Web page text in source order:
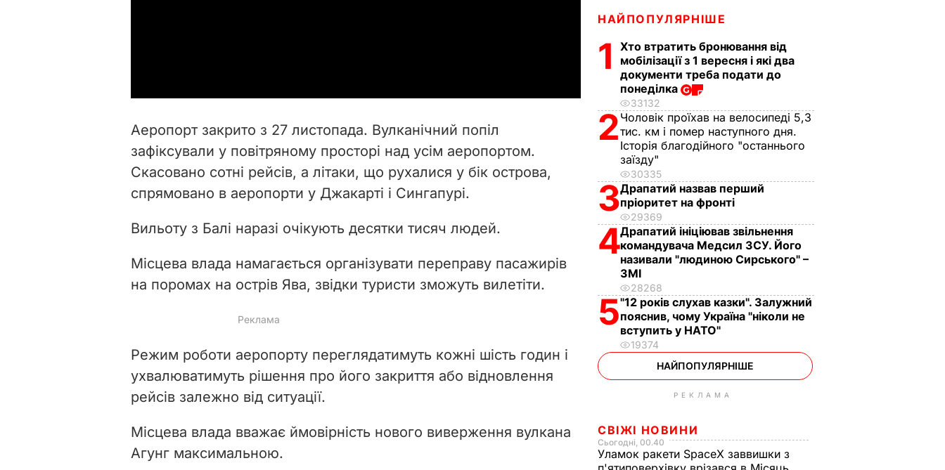
i
d
e
o
Аеропорт закрито з 27 листопада. Вулканічний попіл
зафіксували у повітряному просторі над усім аеропортом.
Скасовано сотні рейсів, а літаки, що рухалися у бік острова,
спрямовано в аеропорти у Джакарті і Сингапурі.
Вильоту з Балі наразі очікують десятки тисяч людей.
Місцева влада намагається організувати переправу пасажирів
на поромах на острів Ява, звідки туристи зможуть вилетіти.
Режим роботи аеропорту переглядатимуть кожні шість годин і
ухвалюватимуть рішення про його закриття або відновлення
рейсів залежно від ситуації.
Місцева влада вважає ймовірність нового виверження вулкана
Агунг максимальною.
НАЙПОПУЛЯРНІШЕ
1
Хто втратить бронювання від
мобілізації з 1 вересня і які два
документи треба подати до
понеділка
33132
2 Чоловік проїхав на велосипеді 5,3
тис. км і помер наступного дня.
Історія благодійного "останнього
заїзду"
30335
3Драпатий назвав перший
пріоритет на фронті
29369
4Драпатий ініціював звільнення
командувача Медсил ЗСУ. Його
називали "людиною Сирського" –
ЗМІ
28268
5"12 років слухав казки". Залужний
пояснив, чому Україна "ніколи не
вступить у НАТО"
19374
НАЙПОПУЛЯРНІШЕ
РЕКЛАМА
СВІЖІ НОВИНИ
Сьогодні, 00.40
Уламок ракети SpaceX заввишки з